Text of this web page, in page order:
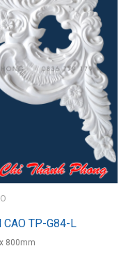
CAO TP-G84-L
800mm